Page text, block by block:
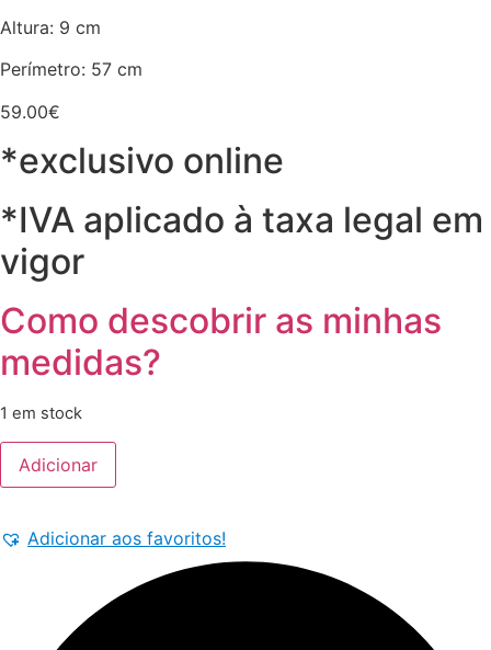
Altura: 9 cm
Perímetro: 57 cm
59.00€
*exclusivo online
*IVA aplicado à taxa legal em
vigor
Como descobrir as minhas
medidas?
1 em stock
Quantidade
de
Chapéu
Adicionar
Adicionar aos favoritos!